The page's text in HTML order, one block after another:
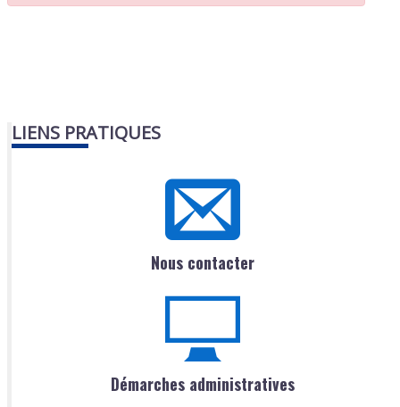
LIENS PRATIQUES
Nous contacter
Démarches administratives